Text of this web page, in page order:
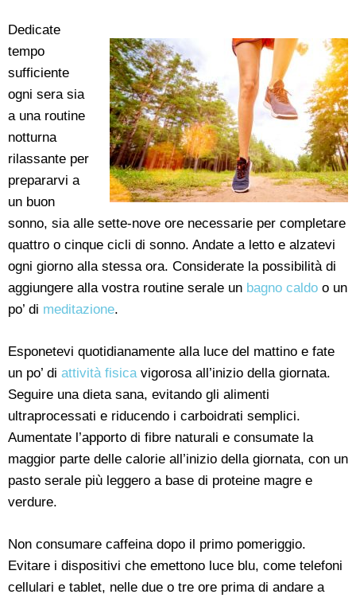
Dedicate
tempo
sufficiente
ogni sera sia
a una routine
notturna
rilassante per
prepararvi a
un buon
sonno, sia alle sette-nove ore necessarie per completare
quattro o cinque cicli di sonno. Andate a letto e alzatevi
ogni giorno alla stessa ora. Considerate la possibilità di
aggiungere alla vostra routine serale un bagno caldo o un
po’ di meditazione.
Esponetevi quotidianamente alla luce del mattino e fate
un po’ di attività fisicavigorosa all’inizio della giornata.
Seguire una dieta sana, evitando gli alimenti
ultraprocessati e riducendo i carboidrati semplici.
Aumentate l’apporto di fibre naturali e consumate la
maggior parte delle calorie all’inizio della giornata, con un
pasto serale più leggero a base di proteine magre e
verdure.
Non consumare caffeina dopo il primo pomeriggio.
Evitare i dispositivi che emettono luce blu, come telefoni
cellulari e tablet, nelle due o tre ore prima di andare a